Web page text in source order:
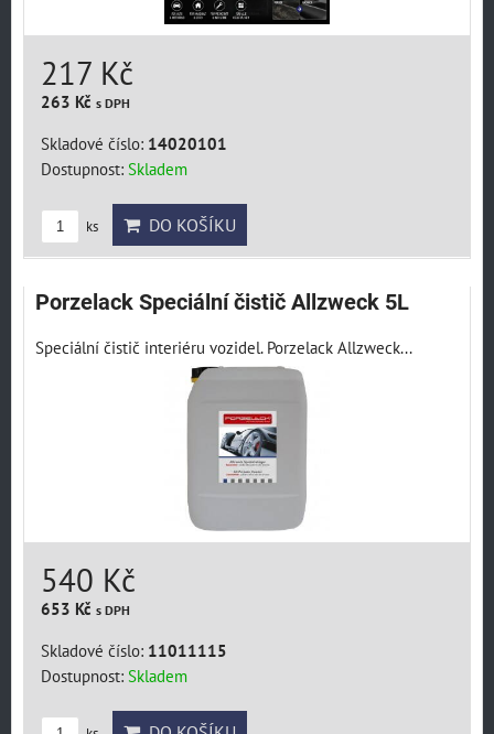
217 Kč
263 Kč s DPH
Skladové číslo: 14020101
Dostupnost: Skladem
ks DO KOŠÍKU
Porzelack Speciální čistič Allzweck 5L
Speciální čistič interiéru vozidel. Porzelack Allzweck...
540 Kč
653 Kč s DPH
Skladové číslo: 11011115
Dostupnost: Skladem